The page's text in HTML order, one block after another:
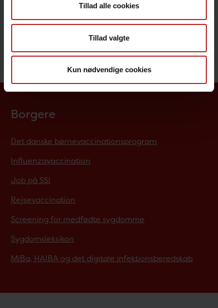
Tillad alle cookies
Tillad valgte
Kun nødvendige cookies
Kontakt Statens Serum Instituts
presseafdeling på telefon2260 1123eller mail
presse@ssi.dk
Abonner påNyheder fra SSI
Borgere
Det danske børnevaccinationsprogram
Influenzavaccination
Job på SSI
Rejsevaccination
Screening for medfødte sygdomme
Sygdomsleksikon
MiBa, HAIBA og det digitale infektionsberedskab